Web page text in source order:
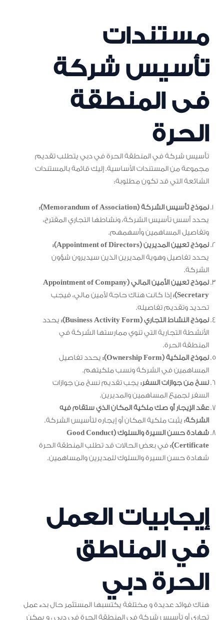
مستندات
تأسيس شركة
فى المنطقة
الحرة
تأسيس شركة في المنطقة الحرة في دبي يتطلب تقديم
مجموعة من المستندات الأساسية. إليك قائمة بالمستندات
الشائعة التي قد تكون مطلوبة:
نموذج تأسيس الشركة (Memorandum of Association):
يحدد أسس تأسيس الشركة، ونشاطها التجاري المقترح،
وتفاصيل المساهمين وأسهمهم.
نموذج تعيين المديرين (Appointment of Directors):
يحدد تفاصيل وهوية المديرين الذين سيديرون شؤون
الشركة.
نموذج تعيين الأمين المالي (Appointment of Company
Secretary):
إذا كانت هناك حاجة لأمين مالي، فيجب
تحديد وتقديم تفاصيله.
نموذج النشاط التجاري (Business Activity Form):
يحدد
الأنشطة التجارية التي تنوي ممارستها الشركة في
المنطقة الحرة.
نموذج الملكية (Ownership Form):
يحدد تفاصيل
المساهمين في الشركة ونسب ملكيتهم.
نسخ من جوازات السفر: يجب تقديم نسخ من جوازات
السفر لجميع المساهمين والمديرين.
عقد الإيجار أو صك ملكية المكان الذي ستقام فيه
الشركة: يثبت ملكية المكان أو إيجاره لتأسيس الشركة.
شهادة حسن السيرة والسلوك (Good Conduct
Certificate):
في بعض الحالات قد تطلب المنطقة الحرة
شهادة حسن السيرة والسلوك للمديرين والمساهمين.
إيجابيات العمل
في المناطق
الحرة دبي
هناك فوائد عديدة و مختلفة يكتسبها المستثمر حال بدء عمل
تجاري أو تأسيس شركة في المنطقة الحرة في دبي ، و يمكن